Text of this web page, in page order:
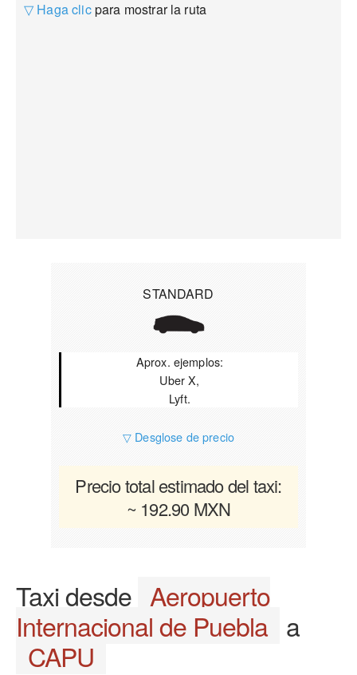
▽ Haga clicpara mostrar la ruta
STANDARD
Aprox. ejemplos:
Uber X,
Lyft.
▽ Desglose de precio
Precio total estimado del taxi:
~ 192.90 MXN
Taxi desde Aeropuerto
Internacional de Puebla a
CAPU